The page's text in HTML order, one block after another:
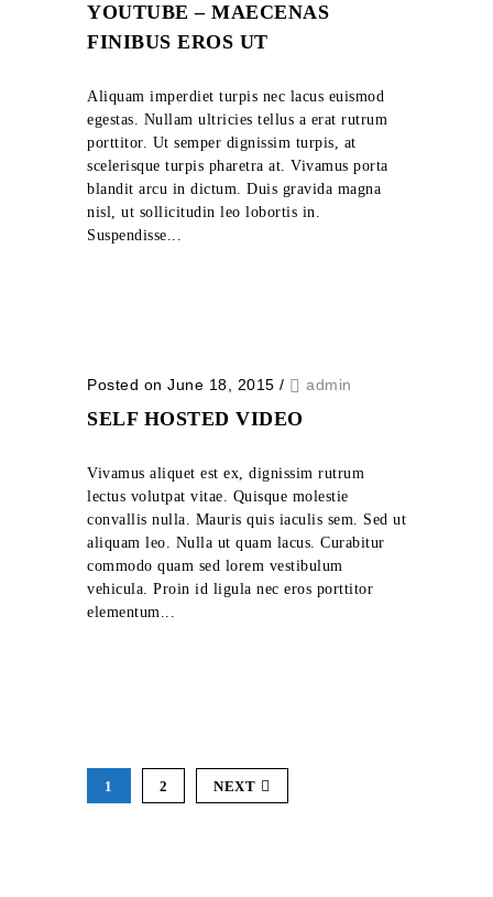
YOUTUBE – MAECENAS
FINIBUS EROS UT
Aliquam imperdiet turpis nec lacus euismod
egestas. Nullam ultricies tellus a erat rutrum
porttitor. Ut semper dignissim turpis, at
scelerisque turpis pharetra at. Vivamus porta
blandit arcu in dictum. Duis gravida magna
nisl, ut sollicitudin leo lobortis in.
Suspendisse...
Posted on June 18, 2015 / admin
SELF HOSTED VIDEO
Vivamus aliquet est ex, dignissim rutrum
lectus volutpat vitae. Quisque molestie
convallis nulla. Mauris quis iaculis sem. Sed ut
aliquam leo. Nulla ut quam lacus. Curabitur
commodo quam sed lorem vestibulum
vehicula. Proin id ligula nec eros porttitor
elementum...
1 2 NEXT